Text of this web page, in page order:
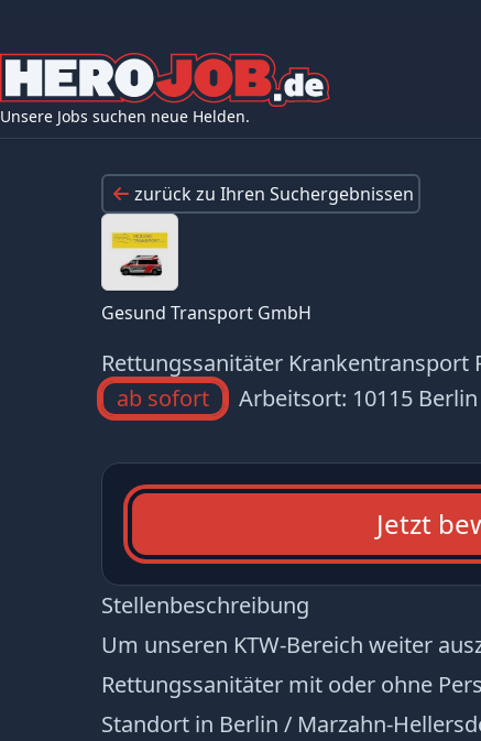
Unsere Jobs suchen neue Helden.
zurück zu Ihren Suchergebnissen
Gesund Transport GmbH
Rettungssanitäter Krankentransport
ab sofort
Arbeitsort: 10115 Berlin
Jetzt
Stellenbeschreibung
Um unseren KTW-Bereich weiter
Rettungssanitäter mit oder ohne
Standort in Berlin / Marzahn-